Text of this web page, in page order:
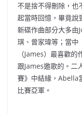
不是捨不得刪除，也
起當時回憶，畢竟說
新碟作曲部分大多由
琪、曾家瑋等；當中
（James）最喜歡
跟James邀歌的。二
賽》中結緣，Abella
比賽亞軍。